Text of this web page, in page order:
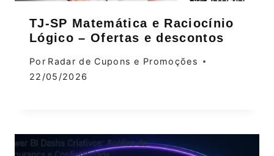
TJ-SP Matemática e Raciocínio
Lógico – Ofertas e descontos
Por Radar de Cupons e Promoções
22/05/2026